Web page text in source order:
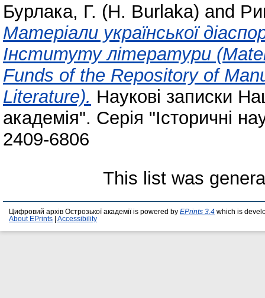
Бурлака, Г. (H. Burlaka) and
Матеріали української
Інституту літератури
Funds of the Repository of
Literature). Наукові записки
академія". Серія "Історичні
2409­-6806
This list was
Цифровий архів Острозької академії is powered by EPrints 3.4 which is
About EPrints
Accessibility